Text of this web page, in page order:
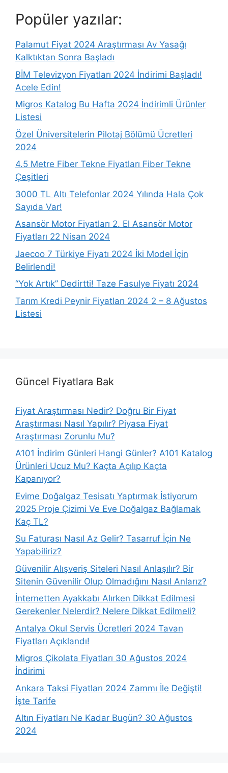
Popüler yazılar:
Palamut Fiyat 2024 Araştırması Av Yasağı
Kalktıktan Sonra Başladı
BİM Televizyon Fiyatları 2024 İndirimi Başladı!
Acele Edin!
Migros Katalog Bu Hafta 2024 İndirimli Ürünler
Listesi
Özel Üniversitelerin Pilotaj Bölümü Ücretleri
2024
4.5 Metre Fiber Tekne Fiyatları Fiber Tekne
Çeşitleri
3000 TL Altı Telefonlar 2024 Yılında Hala Çok
Sayıda Var!
Asansör Motor Fiyatları 2. El Asansör Motor
Fiyatları 22 Nisan 2024
Jaecoo 7 Türkiye Fiyatı 2024 İki Model İçin
Belirlendi!
“Yok Artık” Dedirtti! Taze Fasulye Fiyatı 2024
Tarım Kredi Peynir Fiyatları 2024 2 – 8 Ağustos
Listesi
Güncel Fiyatlara Bak
Fiyat Araştırması Nedir? Doğru Bir Fiyat
Araştırması Nasıl Yapılır? Piyasa Fiyat
Araştırması Zorunlu Mu?
A101 İndirim Günleri Hangi Günler? A101 Katalog
Ürünleri Ucuz Mu? Kaçta Açılıp Kaçta
Kapanıyor?
Evime Doğalgaz Tesisatı Yaptırmak İstiyorum
2025 Proje Çizimi Ve Eve Doğalgaz Bağlamak
Kaç TL?
Su Faturası Nasıl Az Gelir? Tasarruf İçin Ne
Yapabiliriz?
Güvenilir Alışveriş Siteleri Nasıl Anlaşılır? Bir
Sitenin Güvenilir Olup Olmadığını Nasıl Anlarız?
İnternetten Ayakkabı Alırken Dikkat Edilmesi
Gerekenler Nelerdir? Nelere Dikkat Edilmeli?
Antalya Okul Servis Ücretleri 2024 Tavan
Fiyatları Açıklandı!
Migros Çikolata Fiyatları 30 Ağustos 2024
İndirimi
Ankara Taksi Fiyatları 2024 Zammı İle Değişti!
İşte Tarife
Altın Fiyatları Ne Kadar Bugün? 30 Ağustos
2024